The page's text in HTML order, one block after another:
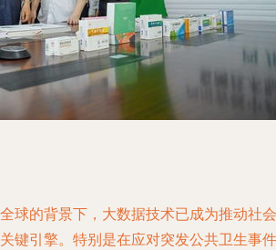
球的背景下，大数据技术已成为推动社会
键引擎。特别是在应对突发公共卫生事件